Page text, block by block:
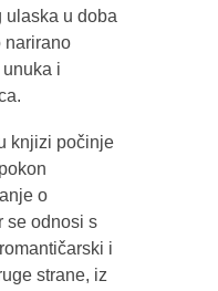
ulaska u doba
narirano
i
knjizi počinje
o
se odnosi s
i
strane, iz